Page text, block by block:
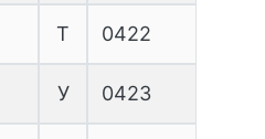
Т 0422
У 0423